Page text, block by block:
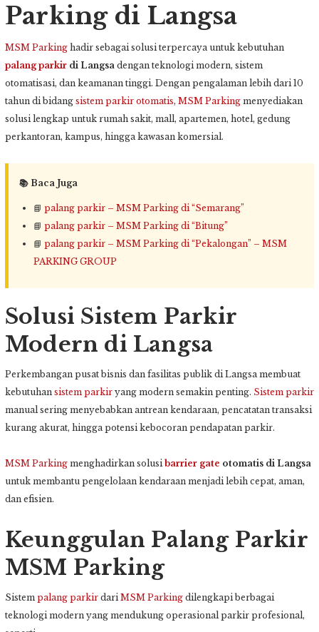
Parking di Langsa
MSM Parking hadir sebagai solusi terpercaya untuk kebutuhan
palang parkir di Langsa dengan teknologi modern, sistem
otomatisasi, dan keamanan tinggi. Dengan pengalaman lebih dari 10
tahun di bidang sistem parkir otomatis, MSM Parking menyediakan
solusi lengkap untuk rumah sakit, mall, apartemen, hotel, gedung
perkantoran, kampus, hingga kawasan komersial.
📚 Baca Juga
📘 palang parkir – MSM Parking di “Semarang”
📘 palang parkir – MSM Parking di “Bitung”
📘 palang parkir – MSM Parking di “Pekalongan” – MSM
PARKING GROUP
Solusi Sistem Parkir
Modern di Langsa
Perkembangan pusat bisnis dan fasilitas publik di Langsa membuat
kebutuhan sistem parkir yang modern semakin penting. Sistem parkir
manual sering menyebabkan antrean kendaraan, pencatatan transaksi
kurang akurat, hingga potensi kebocoran pendapatan parkir.
MSM Parking menghadirkan solusibarrier gate otomatis di Langsa
untuk membantu pengelolaan kendaraan menjadi lebih cepat, aman,
dan efisien.
Keunggulan Palang Parkir
MSM Parking
Sistem palang parkir dariMSM Parking dilengkapi berbagai
teknologi modern yang mendukung operasional parkir profesional,